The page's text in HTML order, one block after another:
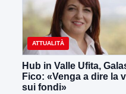
ATTUALITÀ
Hub in Valle Ufita,
Fico: «Venga a dire la
sui fondi»